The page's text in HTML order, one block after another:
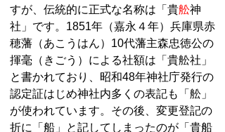
すが、伝統的に正式な名称は「貴舩神
社」です。1851年（嘉永４年）兵庫県赤
穂藩（あこうはん）10代藩主森忠徳公の
揮毫（きごう）による社額は「貴舩社」
と書かれており、昭和48年神社庁発行の
認定証はじめ神社内多くの表記も「舩」
が使われています。その後、変更登記の
折に「船」と記してしまったのが「貴船